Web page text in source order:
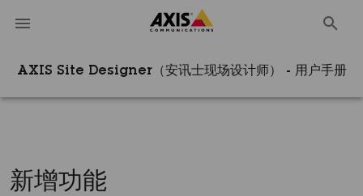
AXIS Site Designer（安讯士现场设计师） - 用户手册
新增功能